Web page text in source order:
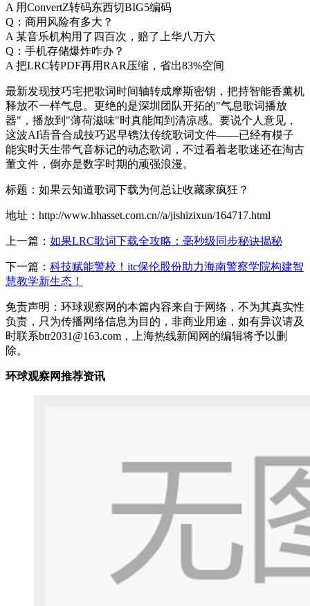
A 用ConvertZ转码东西切BIG5编码
Q：商用风险有多大？
A 某音乐机构用了四百次，赔了上华八万六
Q：手机存储爆炸咋办？
A 把LRC转PDF再用RAR压缩，省出83%空间
最新发现技巧宅把歌词时间轴转成摩斯密钥，把持智能香薰机
释放不一样气息。更绝的是深圳团队开拓的"气息歌词播放
器"，播放到"薄荷滋味"时真能闻到清凉感。要说个人意见，
这波AI语音合成技巧迟早镌汰传统歌词文件——已经有模子
能实时天生带气音标记的动态歌词，不过看着老歌迷还在淘古
董文件，倒亦是数字时期的顽强浪漫。
标题：如果云知道歌词下载为何总让收藏家疯狂？
地址：http://www.hhasset.com.cn//a/jishizixun/164717.html
上一篇： 如果LRC歌词下载全攻略：毫秒级同步秘诀揭秘
下一篇： 科技赋能警校！itc保伦股份助力海南警察学院构建智
慧教学新生态！
免责声明：环球观察网的本篇内容来自于网络，不为其真实性
负责，只为传播网络信息为目的，非商业用途，如有异议请及
时联系btr2031@163.com，上海热线新闻网的编辑将予以删
除。
环球观察网推荐资讯